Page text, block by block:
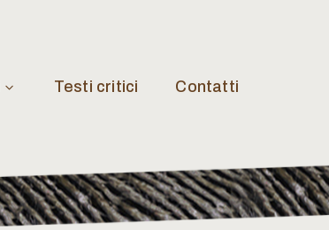
Testi critici Contatti